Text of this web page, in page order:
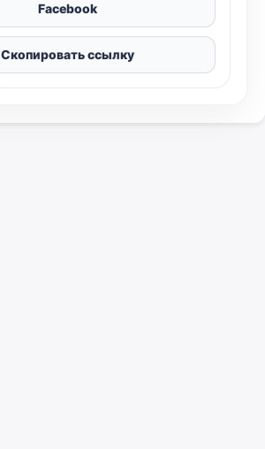
Facebook
Скопировать ссылку